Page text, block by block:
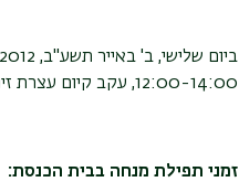
ביום שלישי, ב' באייר תשע"ב, 24.4.2012, לא יתקיימו לימודים בין השעות
12:00-14:00, עקב קיום עצרת זיכרון לחללי מערכות ישראל. באותו היום יסתיימו הלימודים בשעה 18:00.
זמני תפילת מנחה בבית הכנסת: